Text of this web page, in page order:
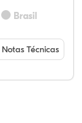
Brasil
Notas Técnicas